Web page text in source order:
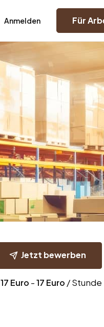
Anmelden Für
Jetzt bewerben
17 Euro -17 Euro / Stunde